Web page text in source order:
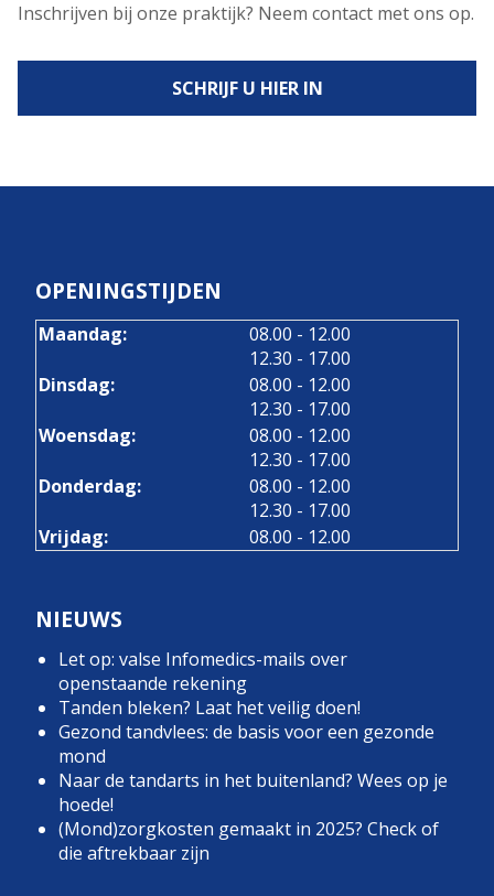
Inschrijven bij onze praktijk? Neem contact met ons op.
SCHRIJF U HIER IN
OPENINGSTIJDEN
Maandag: 08.00 tot
- 12.00
12.30 tot
- 17.00
Dinsdag:
08.00 tot
- 12.00
12.30 tot
- 17.00
Woensdag:
08.00 tot
- 12.00
12.30 tot
- 17.00
Donderdag:
08.00 tot
- 12.00
12.30 tot
- 17.00
Vrijdag:
08.00 - 12.00
NIEUWS
Let op: valse Infomedics-mails over
openstaande rekening
Tanden bleken? Laat het veilig doen!
Gezond tandvlees: de basis voor een gezonde
mond
Naar de tandarts in het buitenland? Wees op je
hoede!
(Mond)zorgkosten gemaakt in 2025? Check of
die aftrekbaar zijn